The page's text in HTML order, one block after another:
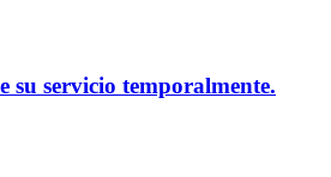
su servicio temporalmente.